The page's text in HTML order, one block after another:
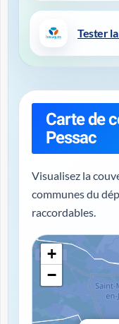
Tester
Carte de
Pessac
Visualisez la
communes du
raccordables.
+
−